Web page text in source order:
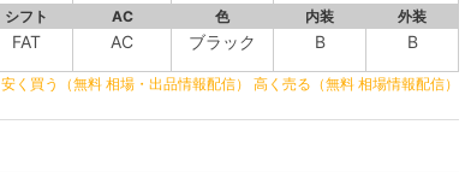
シフト AC 色 内装 外装
FAT AC ブラック B B
安く買う（無料 相場・出品情報配信） 高く売る（無料 相場情報配信）